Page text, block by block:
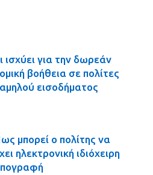
ισχύει για την δωρεάν
βοήθεια σε πολίτες
εισοδήματος
μπορεί ο πολίτης να
ηλεκτρονική ιδιόχειρη